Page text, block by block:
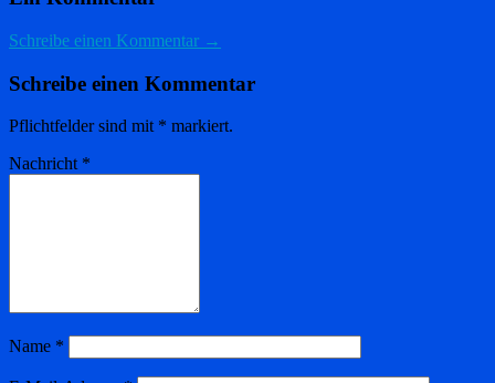
Schreibe einen Kommentar →
Schreibe einen Kommentar
Pflichtfelder sind mit * markiert.
Nachricht *
Name *